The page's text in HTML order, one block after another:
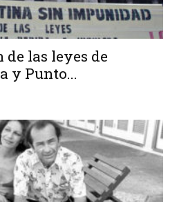
las leyes de
y Punto...